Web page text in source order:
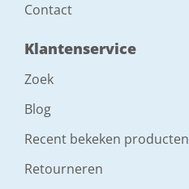
Contact
Klantenservice
Zoek
Blog
Recent bekeken producten
Retourneren